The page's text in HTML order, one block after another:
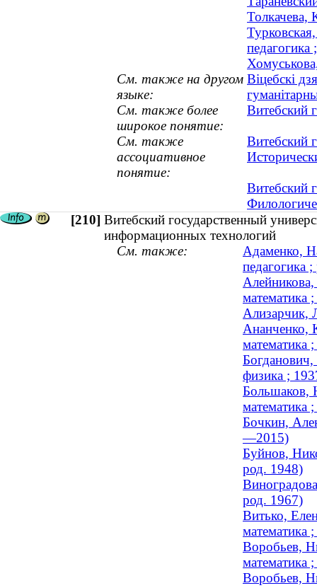
Толкачева,
См. также на другом
языке:
Віцебскі
См. также более
широкое понятие:
Витебский
См. также
ассоциативное
понятие:
Витебский
Витебский
[210] Витебский государственный
информационных технологий
См. также:
Адаменко,
педагогика
Алейникова,
математика
Ализарчик,
Ананченко,
физика ;
Большаков,
Бочкин,
—2015)
Буйнов,
род. 1948)
род. 1967)
Витько,
математика
Воробьев,
математика
Воробьев,